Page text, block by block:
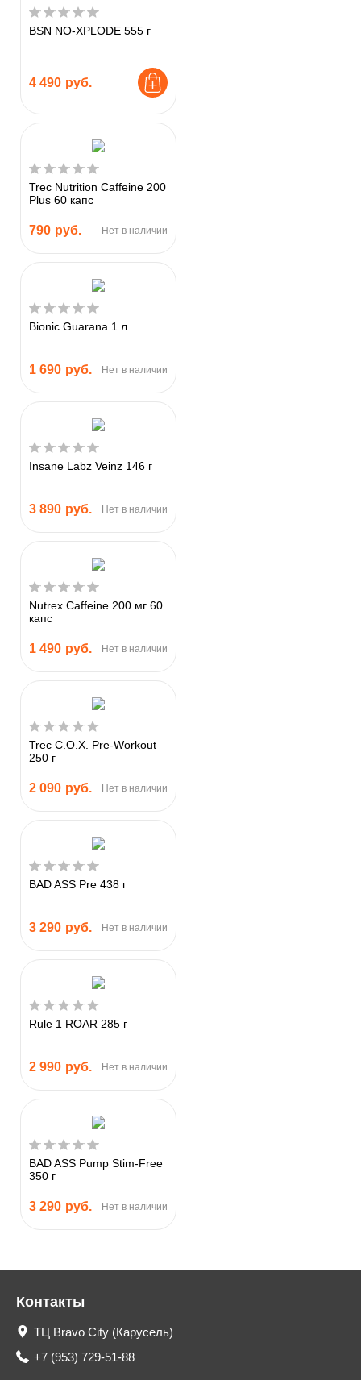
BSN NO-XPLODE 555 г
4 490 руб.
Trec Nutrition Caffeine 200
Plus 60 капс
790 руб. Нет в наличии
Bionic Guarana 1 л
1 690 руб. Нет в наличии
Insane Labz Veinz 146 г
3 890 руб. Нет в наличии
Nutrex Caffeine 200 мг 60
капс
1 490 руб. Нет в наличии
Trec C.O.X. Pre-Workout
250 г
2 090 руб. Нет в наличии
BAD ASS Pre 438 г
3 290 руб. Нет в наличии
Rule 1 ROAR 285 г
2 990 руб. Нет в наличии
BAD ASS Pump Stim-Free
350 г
3 290 руб. Нет в наличии
Контакты
ТЦ Bravo City (Карусель)
+7 (953) 729-51-88